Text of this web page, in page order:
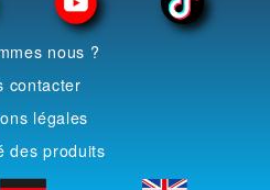
nous ?
contacter
légales
des produits